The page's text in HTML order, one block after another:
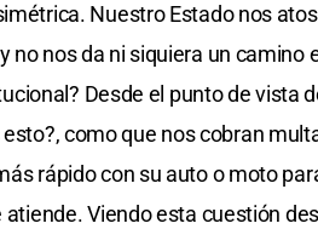
Nuestro Estado nos
nos da ni siquiera un camino
Desde el punto de vista
como que nos cobran
rápido con su auto o moto
Viendo esta cuestión